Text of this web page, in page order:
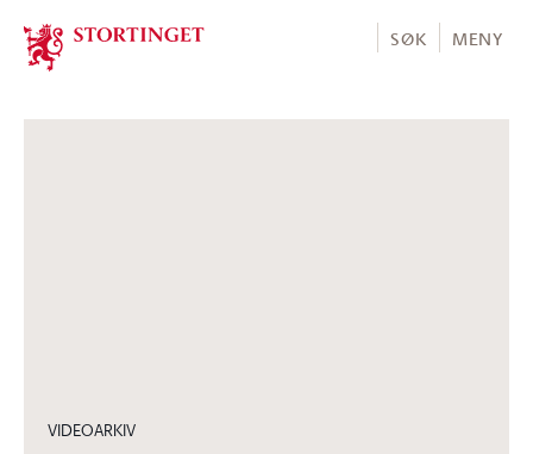
Stortinget.no
SØK MENY
VIDEOARKIV